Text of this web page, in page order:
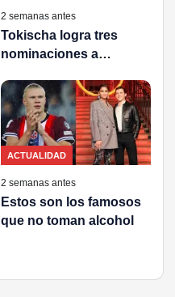
2 semanas antes
Tokischa logra tres
nominaciones a
ACTUALIDAD
2 semanas antes
Estos son los famosos
que no toman alcohol